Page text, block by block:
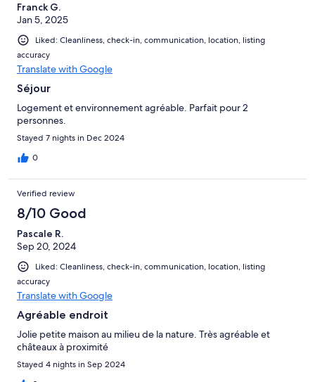
Franck G.
Jan 5, 2025
Liked: Cleanliness, check-in, communication, location, listing
accuracy
Translate with Google
Séjour
Logement et environnement agréable. Parfait pour 2
personnes.
Stayed 7 nights in Dec 2024
0
Verified review
8/10 Good
Pascale R.
Sep 20, 2024
Liked: Cleanliness, check-in, communication, location, listing
accuracy
Translate with Google
Agréable endroit
Jolie petite maison au milieu de la nature. Très agréable et
châteaux à proximité
Stayed 4 nights in Sep 2024